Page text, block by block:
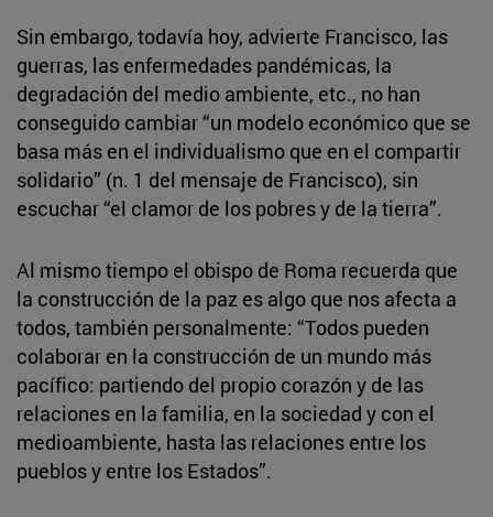
Sin embargo, todavía hoy, advierte Francisco, las
guerras, las enfermedades pandémicas, la
degradación del medio ambiente, etc., no han
conseguido cambiar “un modelo económico que se
basa más en el individualismo que en el compartir
solidario” (n. 1 del mensaje de Francisco), sin
escuchar “el clamor de los pobres y de la tierra”.
Al mismo tiempo el obispo de Roma recuerda que
la construcción de la paz es algo que nos afecta a
todos, también personalmente: “Todos pueden
colaborar en la construcción de un mundo más
pacífico: partiendo del propio corazón y de las
relaciones en la familia, en la sociedad y con el
medioambiente, hasta las relaciones entre los
pueblos y entre los Estados”.